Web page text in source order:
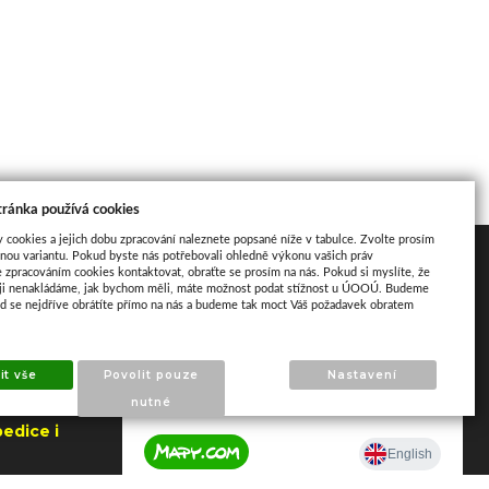
i
Mapa
používá cookies
a jejich dobu zpracování naleznete popsané níže v tabulce. Zvolte prosím
variantu. Pokud byste nás potřebovali ohledně výkonu vašich práv
zpracováním cookies kontaktovat, obraťte se prosím na nás. Pokud si myslíte, že
nenakládáme, jak bychom měli, máte možnost podat stížnost u ÚOOÚ. Budeme
se nejdříve obrátíte přímo na nás a budeme tak moct Váš požadavek obratem
vše
Povolit pouze
nutné
Nastavení